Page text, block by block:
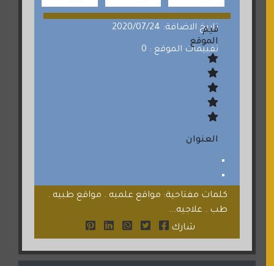
تاريخ الاضافة: 2020/07/24
تقييمات الموقع : 0
قيم
الموقع
العنوان
كلمات مفتاحية: مواقع علميه . مواقع طبيه .
طب . علاجيه...
شارك